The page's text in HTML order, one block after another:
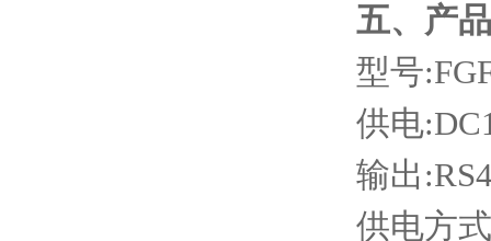
五、产
型号
供电
输出
供电方